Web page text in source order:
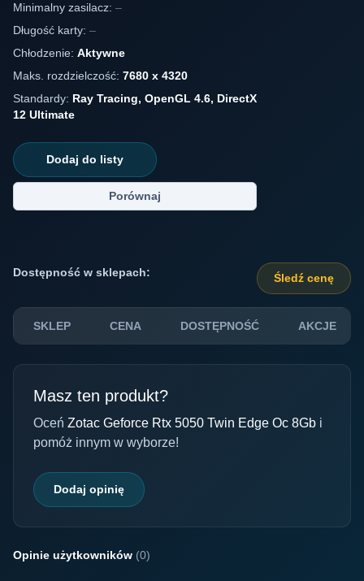
Minimalny zasilacz: –
Długość karty: –
Chłodzenie: Aktywne
Maks. rozdzielczość: 7680 x 4320
Standardy: Ray Tracing, OpenGL 4.6, DirectX
12 Ultimate
Dodaj do listy
Porównaj
Dostępność w sklepach: Śledź cenę
SKLEP CENA DOSTĘPNOŚĆ AKCJE
Masz ten produkt?
Oceń Zotac Geforce Rtx 5050 Twin Edge Oc 8Gb i
pomóż innym w wyborze!
Dodaj opinię
Opinie użytkowników (0)